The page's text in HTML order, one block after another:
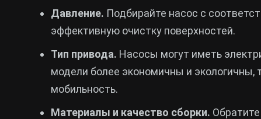
Давление. Подбирайте насос с
эффективную очистку поверхностей.
Тип привода. Насосы могут иметь
модели более экономичны и
мобильность.
Материалы и качество сборки.